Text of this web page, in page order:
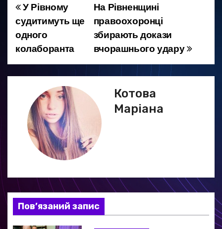
Н
а
в
і
я
з
а
На Рівненщині
правоохоронці
збирають докази
вчорашнього удару
У Рівному
судитимуть ще
одного
колаборанта
Котова
Маріана
Пов’язаний запис